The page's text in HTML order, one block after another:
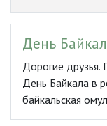
День
Дорогие друзья.
День Байкала в
байкальская